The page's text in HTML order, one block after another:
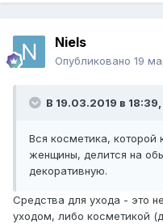
Niels
Опубликовано 19
В 19.03.2019 в 18:39,
Вся косметика, которой
женщины, делится на
декоративную.
Средства для ухода - это
уходом, либо косметикой